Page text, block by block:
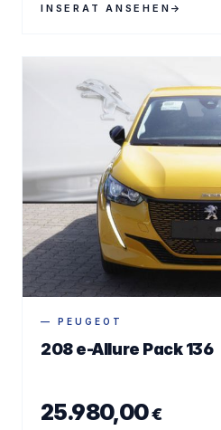
INSERAT ANSEHEN →
— PEUGEOT
208 e-Allure Pack 136
25.980,00€